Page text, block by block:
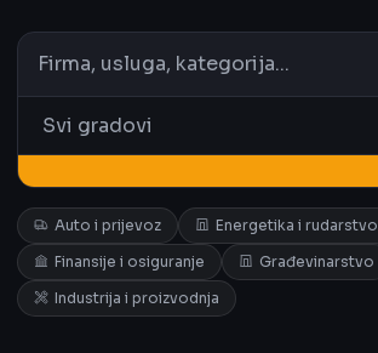
Auto i prijevoz
Energetika i rudarstvo
Finansije i osiguranje
Građevinarstvo
Industrija i proizvodnja